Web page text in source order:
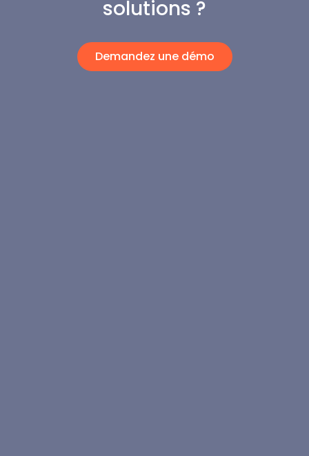
solutions ?
Demandez une démo